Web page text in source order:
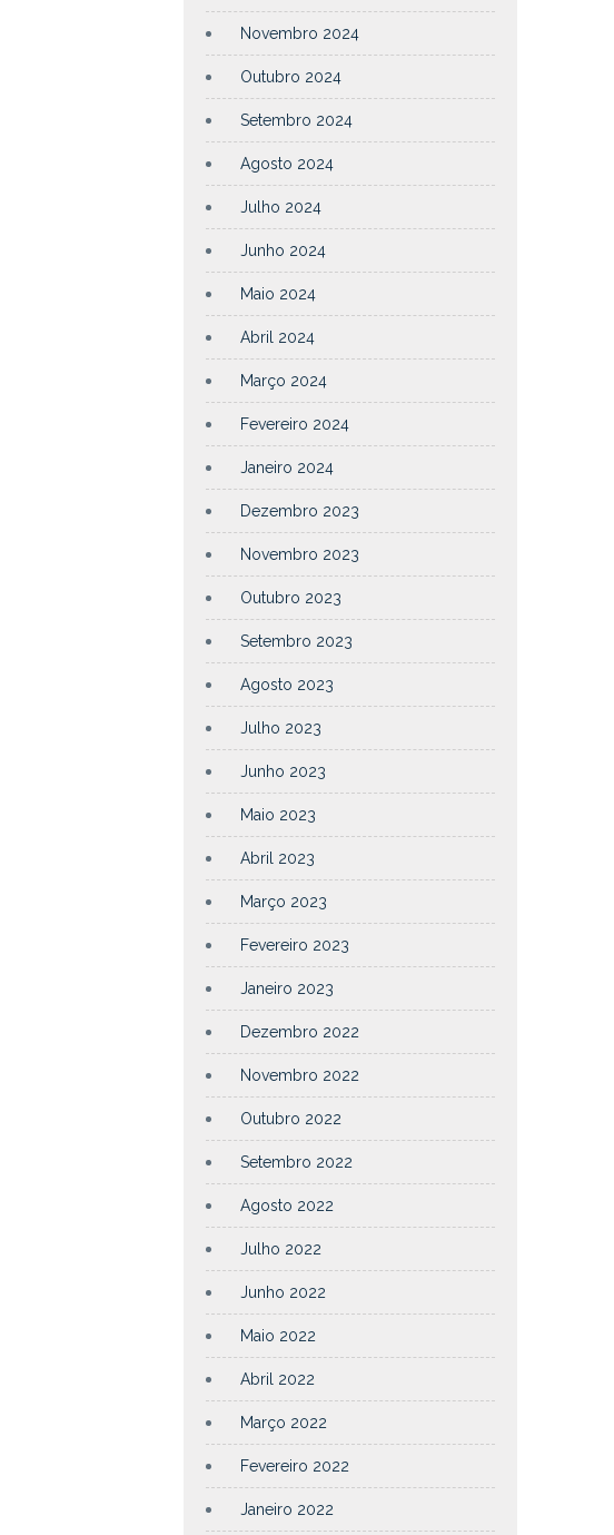
Novembro 2024
Outubro 2024
Setembro 2024
Agosto 2024
Julho 2024
Junho 2024
Maio 2024
Abril 2024
Março 2024
Fevereiro 2024
Janeiro 2024
Dezembro 2023
Novembro 2023
Outubro 2023
Setembro 2023
Agosto 2023
Julho 2023
Junho 2023
Maio 2023
Abril 2023
Março 2023
Fevereiro 2023
Janeiro 2023
Dezembro 2022
Novembro 2022
Outubro 2022
Setembro 2022
Agosto 2022
Julho 2022
Junho 2022
Maio 2022
Abril 2022
Março 2022
Fevereiro 2022
Janeiro 2022